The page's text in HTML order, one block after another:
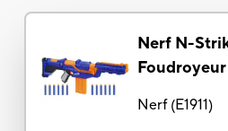
Nerf N-
Nerf(E1911)